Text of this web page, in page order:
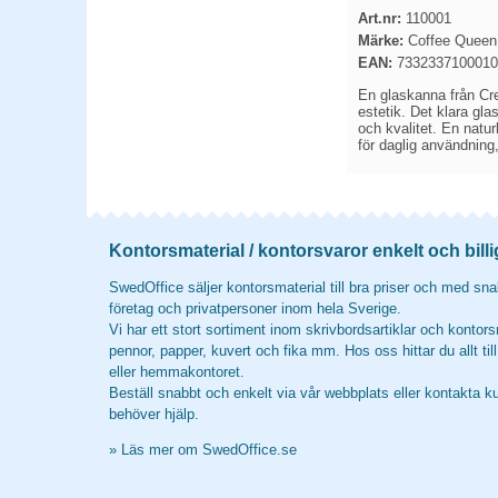
Art.nr: 110001
Märke: Coffee Queen
EAN: 7332337100010
En glaskanna från
estetik. Det klara
och kvalitet. En
för daglig
Kontorsmaterial / kontorsvaror enkelt och
SwedOffice säljer kontorsmaterial till bra priser och med
företag och privatpersoner inom hela Sverige.
Vi har ett stort sortiment inom skrivbordsartiklar och
pennor, papper, kuvert och fika mm. Hos oss hittar du allt
eller hemmakontoret.
Beställ snabbt och enkelt via vår webbplats eller kontakta
behöver hjälp.
» Läs mer om SwedOffice.se